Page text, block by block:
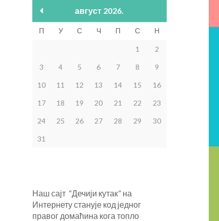
август 2026.
П У С Ч П С Н
1 2
3 4 5 6 7 8 9
10 11 12 13 14 15 16
17 18 19 20 21 22 23
24 25 26 27 28 29 30
31
Наш сајт “Дечији кутак” на
Интернету станује код једног
правог домаћина кога топло